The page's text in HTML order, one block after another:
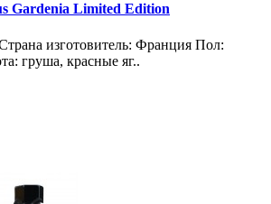
Gardenia Limited Edition
изготовитель: Франция Пол:
груша, красные яг..